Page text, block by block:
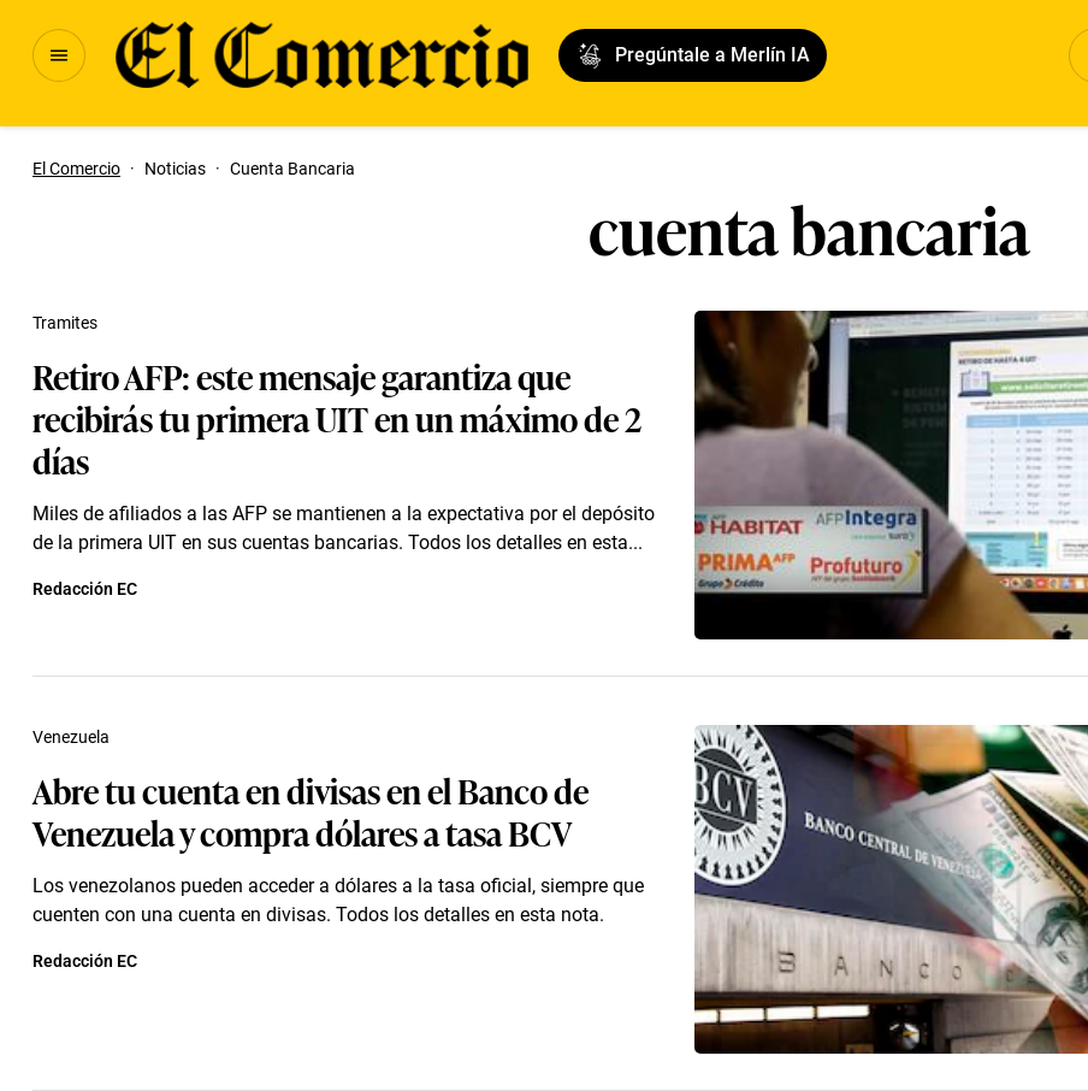
Pregúntale a Merlín IA
El Comercio · Noticias · Cuenta Bancaria
cuenta bancaria
Retiro AFP: este mensaje garantiza que
recibirás tu primera UIT en un máximo de 2
días
Miles de afiliados a las AFP se mantienen a la expectativa por el depósito
de la primera UIT en sus cuentas bancarias. Todos los detalles en esta...
Tramites
Redacción EC
Abre tu cuenta en divisas en el Banco de
Venezuela y compra dólares a tasa BCV
Los venezolanos pueden acceder a dólares a la tasa oficial, siempre que
cuenten con una cuenta en divisas. Todos los detalles en esta nota.
Venezuela
Redacción EC